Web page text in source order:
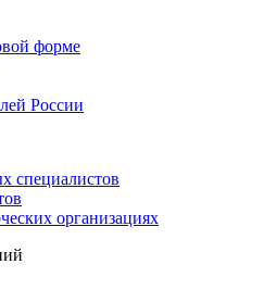
форме
России
специалистов
организациях